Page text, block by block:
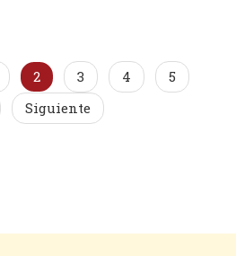
2 3 4
5
Siguiente